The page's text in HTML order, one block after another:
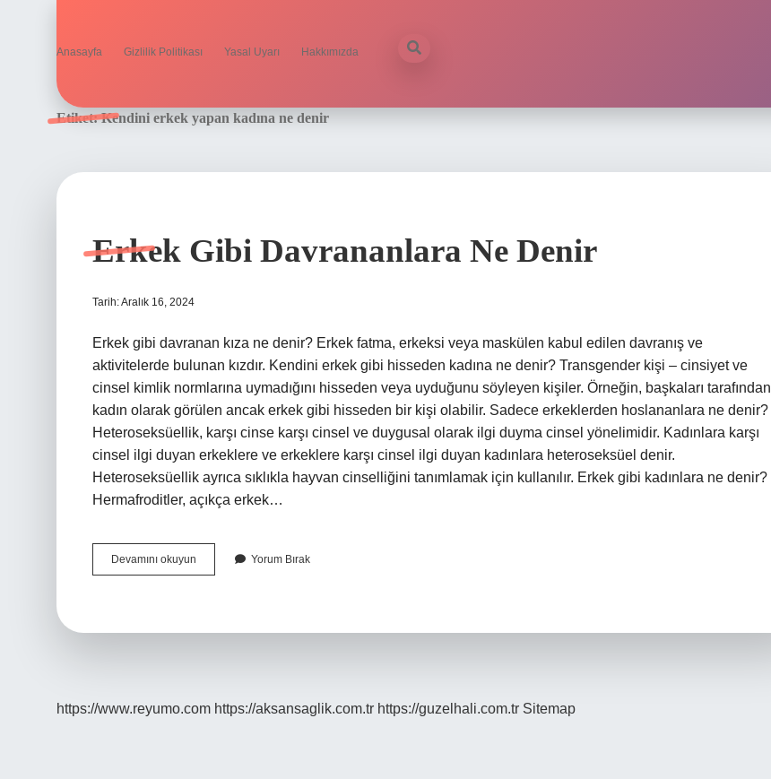
Anasayfa Gizlilik Politikası Yasal Uyarı Hakkımızda
Etiket:Kendini erkek yapan kadına ne denir
Erkek Gibi Davrananlara Ne Denir
Tarih: Aralık 16, 2024
Erkek gibi davranan kıza ne denir? Erkek fatma, erkeksi veya maskülen kabul edilen davranış ve
aktivitelerde bulunan kızdır. Kendini erkek gibi hisseden kadına ne denir? Transgender kişi – cinsiyet ve
cinsel kimlik normlarına uymadığını hisseden veya uyduğunu söyleyen kişiler. Örneğin, başkaları tarafından
kadın olarak görülen ancak erkek gibi hisseden bir kişi olabilir. Sadece erkeklerden hoslananlara ne denir?
Heteroseksüellik, karşı cinse karşı cinsel ve duygusal olarak ilgi duyma cinsel yönelimidir. Kadınlara karşı
cinsel ilgi duyan erkeklere ve erkeklere karşı cinsel ilgi duyan kadınlara heteroseksüel denir.
Heteroseksüellik ayrıca sıklıkla hayvan cinselliğini tanımlamak için kullanılır. Erkek gibi kadınlara ne denir?
Hermafroditler, açıkça erkek…
Devamını okuyun
Gibi
Yorum Bırak
https://www.reyumo.com https://aksansaglik.com.tr https://guzelhali.com.tr Sitemap